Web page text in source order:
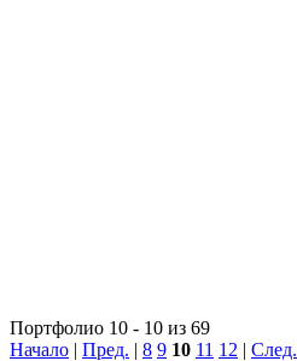
Портфолио 10 - 10 из 69
Начало | Пред. | 8 9 10 11 12 | След.